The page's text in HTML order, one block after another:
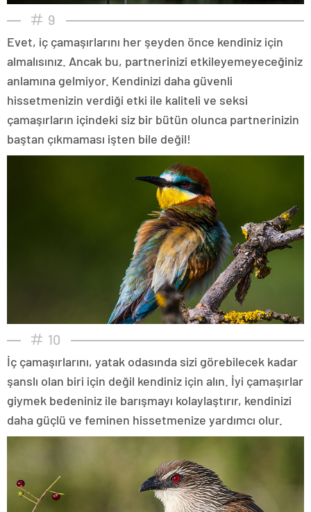
9
Evet, iç çamaşırlarını her şeyden önce kendiniz için
almalısınız. Ancak bu, partnerinizi etkileyemeyeceğiniz
anlamına gelmiyor. Kendinizi daha güvenli
hissetmenizin verdiği etki ile kaliteli ve seksi
çamaşırların içindeki siz bir bütün olunca partnerinizin
baştan çıkmaması işten bile değil!
10
İç çamaşırlarını, yatak odasında sizi görebilecek kadar
şanslı olan biri için değil kendiniz için alın. İyi çamaşırlar
giymek bedeniniz ile barışmayı kolaylaştırır, kendinizi
daha güçlü ve feminen hissetmenize yardımcı olur.